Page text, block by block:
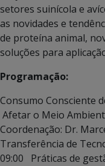
setores suinícola e
as novidades e
de proteína animal,
soluções para
Programação:
Consumo Consciente
Afetar o Meio
Coordenação: Dr.
Transferência de
09:00 Práticas de